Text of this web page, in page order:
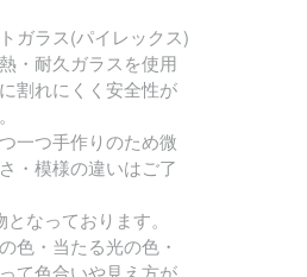
ガラス(パイレックス)
・耐久ガラスを使用
割れにくく安全性が
一つ手作りのため微
・模様の違いはご了
なっております。
色・当たる光の色・
て色合いや見え方が